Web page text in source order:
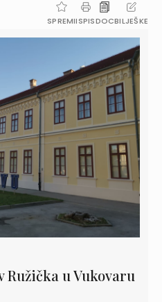
SPREMIISPISDOCBILJEŠKE
Ružička u Vukovaru